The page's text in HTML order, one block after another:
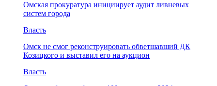
Омская прокуратура инициирует аудит ливневых
систем города
Власть
Омск не смог реконструировать обветшавший ДК
Козицкого и выставил его на аукцион
Власть